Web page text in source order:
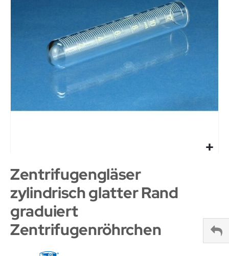
Zentrifugengläser
zylindrisch glatter Rand
graduiert
Zentrifugenröhrchen